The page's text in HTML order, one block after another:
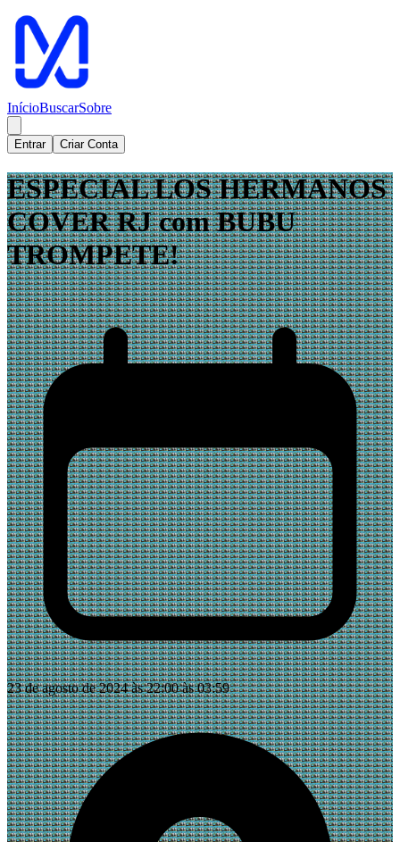
InícioBuscarSobre
Entrar Criar Conta
ESPECIAL LOS HERMANOS
COVER RJ com BUBU
TROMPETE!
23 de agosto de 2024 às 22:00 às 03:59